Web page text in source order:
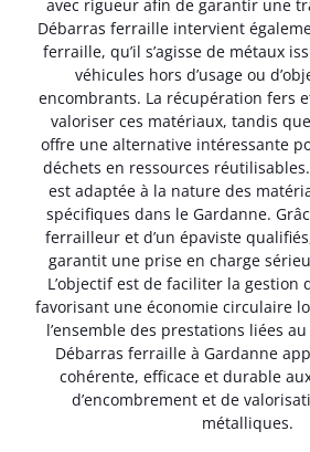
avec rigueur afin de garantir une
Débarras ferraille intervient
ferraille, qu’il s’agisse de métaux
véhicules hors d’usage ou
encombrants. La récupération fers
valoriser ces matériaux, tandis
offre une alternative intéressante
déchets en ressources
est adaptée à la nature des
spécifiques dans le Gardanne.
ferrailleur et d’un épaviste
garantit une prise en charge
L’objectif est de faciliter la gestion
favorisant une économie circulaire
l’ensemble des prestations liées
Débarras ferraille à Gardanne
cohérente, efficace et durable
d’encombrement et de
métalliques.